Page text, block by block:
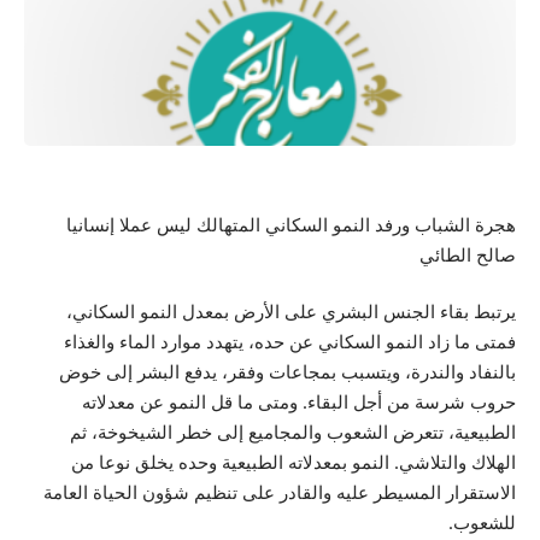
هجرة الشباب ورفد النمو السكاني المتهالك ليس عملا إنسانيا
صالح الطائي
يرتبط بقاء الجنس البشري على الأرض بمعدل النمو السكاني،
فمتى ما زاد النمو السكاني عن حده، يتهدد موارد الماء والغذاء
بالنفاد والندرة، ويتسبب بمجاعات وفقر، يدفع البشر إلى خوض
حروب شرسة من أجل البقاء. ومتى ما قل النمو عن معدلاته
الطبيعية، تتعرض الشعوب والمجاميع إلى خطر الشيخوخة، ثم
الهلاك والتلاشي. النمو بمعدلاته الطبيعية وحده يخلق نوعا من
الاستقرار المسيطر عليه والقادر على تنظيم شؤون الحياة العامة
للشعوب.